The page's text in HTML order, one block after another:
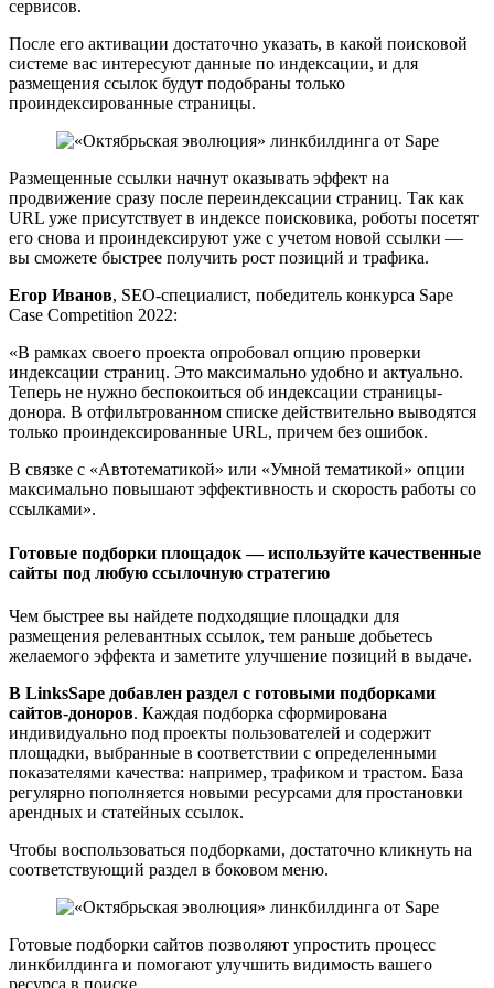
сервисов.
После его активации достаточно указать, в какой поисковой
системе вас интересуют данные по индексации, и для
размещения ссылок будут подобраны только
проиндексированные страницы.
Размещенные ссылки начнут оказывать эффект на
продвижение сразу после переиндексации страниц. Так как
URL уже присутствует в индексе поисковика, роботы посетят
его снова и проиндексируют уже с учетом новой ссылки —
вы сможете быстрее получить рост позиций и трафика.
Егор Иванов, SEO-специалист, победитель конкурса Sape
Case Competition 2022:
«В рамках своего проекта опробовал опцию проверки
индексации страниц. Это максимально удобно и актуально.
Теперь не нужно беспокоиться об индексации страницы-
донора. В отфильтрованном списке действительно выводятся
только проиндексированные URL, причем без ошибок.
В связке с «Автотематикой» или «Умной тематикой» опции
максимально повышают эффективность и скорость работы со
ссылками».
Готовые подборки площадок — используйте качественные
сайты под любую ссылочную стратегию
Чем быстрее вы найдете подходящие площадки для
размещения релевантных ссылок, тем раньше добьетесь
желаемого эффекта и заметите улучшение позиций в выдаче.
В LinksSape добавлен раздел с готовыми подборками
сайтов-доноров. Каждая подборка сформирована
индивидуально под проекты пользователей и содержит
площадки, выбранные в соответствии с определенными
показателями качества: например, трафиком и трастом. База
регулярно пополняется новыми ресурсами для простановки
арендных и статейных ссылок.
Чтобы воспользоваться подборками, достаточно кликнуть на
соответствующий раздел в боковом меню.
Готовые подборки сайтов позволяют упростить процесс
линкбилдинга и помогают улучшить видимость вашего
ресурса в поиске.